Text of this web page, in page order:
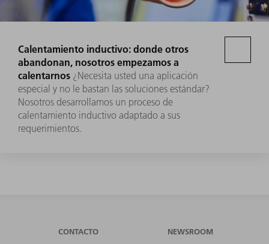
Calentamiento inductivo: donde otros
abandonan, nosotros empezamos a
calentarnos ¿Necesita usted una aplicación
especial y no le bastan las soluciones estándar?
Nosotros desarrollamos un proceso de
calentamiento inductivo adaptado a sus
requerimientos.
CONTACTO NEWSROOM